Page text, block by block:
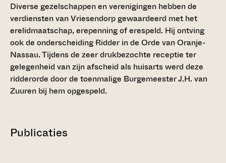
Diverse gezelschappen en verenigingen hebben de
verdiensten van Vriesendorp gewaardeerd met het
erelidmaatschap, erepenning of erespeld. Hij ontving
ook de onderscheiding Ridder in de Orde van Oranje-
Nassau. Tijdens de zeer drukbezochte receptie ter
gelegenheid van zijn afscheid als huisarts werd deze
ridderorde door de toenmalige Burgemeester J.H. van
Zuuren bij hem opgespeld.
Publicaties